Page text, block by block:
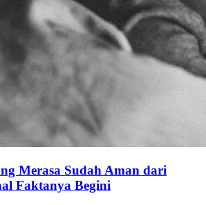
Merasa Sudah Aman dari
Faktanya Begini